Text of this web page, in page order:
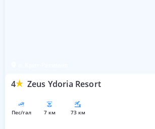
4 Zeus Ydoria Resort
пес/гал 7 км 73 км